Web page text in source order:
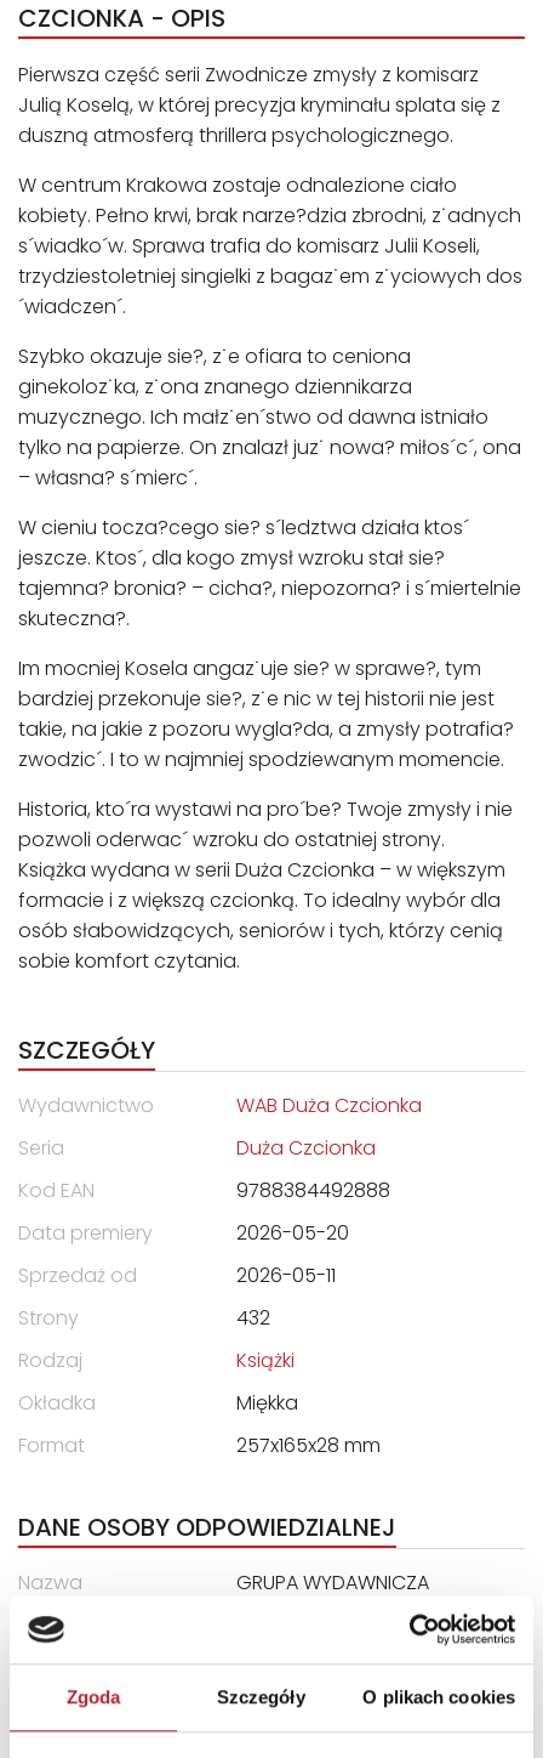
Zgoda Szczegóły O plikach cookies
CZCIONKA - OPIS
Pierwsza część serii Zwodnicze zmysły z komisarz
Julią Koselą, w której precyzja kryminału splata się z
duszną atmosferą thrillera psychologicznego.
W centrum Krakowa zostaje odnalezione ciało
kobiety. Pełno krwi, brak narze?dzia zbrodni, z˙adnych
s´wiadko´w. Sprawa trafia do komisarz Julii Koseli,
trzydziestoletniej singielki z bagaz˙em z˙yciowych dos
´wiadczen´.
Szybko okazuje sie?, z˙e ofiara to ceniona
ginekoloz˙ka, z˙ona znanego dziennikarza
muzycznego. Ich małz˙en´stwo od dawna istniało
tylko na papierze. On znalazł juz˙ nowa? miłos´c´, ona
– własna? s´mierc´.
W cieniu tocza?cego sie? s´ledztwa działa ktos´
jeszcze. Ktos´, dla kogo zmysł wzroku stał sie?
tajemna? bronia? – cicha?, niepozorna? i s´miertelnie
skuteczna?.
Im mocniej Kosela angaz˙uje sie? w sprawe?, tym
bardziej przekonuje sie?, z˙e nic w tej historii nie jest
takie, na jakie z pozoru wygla?da, a zmysły potrafia?
zwodzic´. I to w najmniej spodziewanym momencie.
Historia, kto´ra wystawi na pro´be? Twoje zmysły i nie
pozwoli oderwac´ wzroku do ostatniej strony.
Książka wydana w serii Duża Czcionka – w większym
formacie i z większą czcionką. To idealny wybór dla
osób słabowidzących, seniorów i tych, którzy cenią
sobie komfort czytania.
SZCZEGÓŁY
Wydawnictwo
WAB Duża Czcionka
Seria
Duża Czcionka
Kod EAN
9788384492888
Data premiery
2026-05-20
Sprzedaż od
2026-05-11
Strony
432
Rodzaj
Książki
Okładka
Miękka
Format
257x165x28 mm
DANE OSOBY ODPOWIEDZIALNEJ
Nazwa
GRUPA WYDAWNICZA
ODPOWIEDZIALNOŚCIĄ
ul. Marszałkowska 116/122